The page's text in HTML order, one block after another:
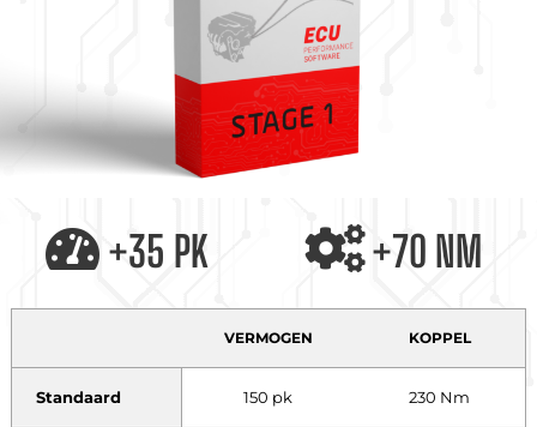
+35 PK +70 NM
VERMOGEN KOPPEL
Standaard 150 pk 230 Nm